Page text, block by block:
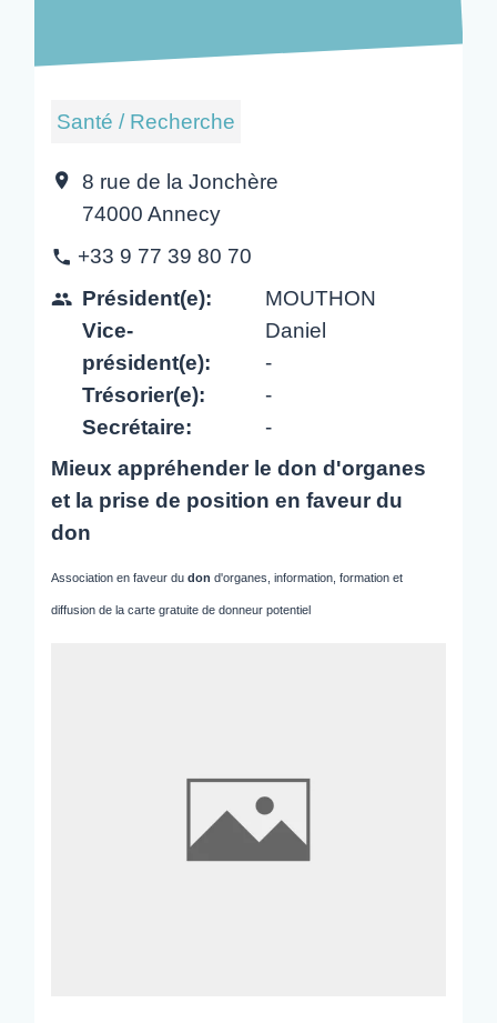
Santé / Recherche
location_on
8 rue de la Jonchère
74000 Annecy
phone +33 9 77 39 80 70
people Président(e):
Vice-
président(e):
Trésorier(e):
Secrétaire:
MOUTHON
Daniel
-
-
-
Mieux appréhender le don d'organes
et la prise de position en faveur du
don
Association en faveur dudond'organes, information, formation et
diffusion de la carte gratuite de donneur potentiel